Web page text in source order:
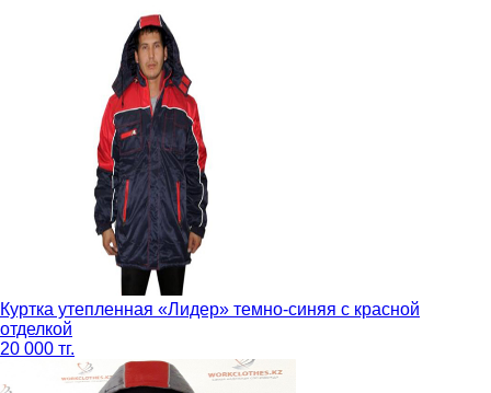
Куртка утепленная «Лидер» темно-синяя с красной
отделкой
20 000 тг.